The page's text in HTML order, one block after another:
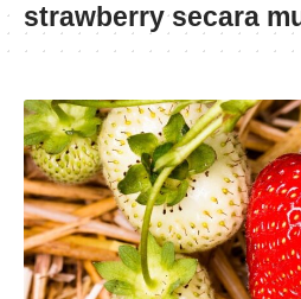
strawberry secara